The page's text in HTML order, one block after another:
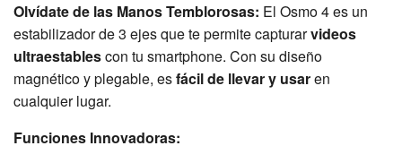
Olvídate de las Manos Temblorosas: El Osmo 4 es un
estabilizador de 3 ejes que te permite capturarvideos
ultraestablescon tu smartphone. Con su diseño
magnético y plegable, esfácil de llevar y usaren
cualquier lugar.
Funciones Innovadoras: